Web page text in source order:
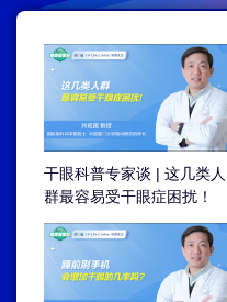
干眼科普专家谈 | 这几类人
群最容易受干眼症困扰！